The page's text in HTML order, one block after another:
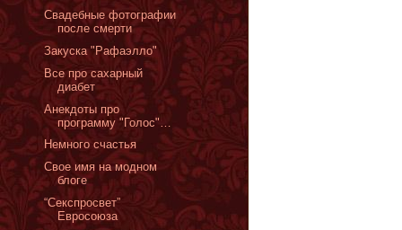
Cвадебные фотографии
после смерти
Закуска "Рафаэлло"
Все про сахарный
диабет
Анекдоты про
программу "Голос"…
Немного счастья
Свое имя на модном
блоге
“Секспросвет”
Евросоюза